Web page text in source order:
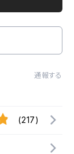
通報する
(217)